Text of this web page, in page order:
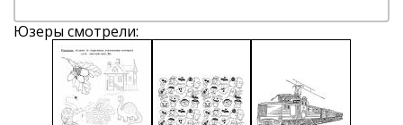
Юзеры смотрели: